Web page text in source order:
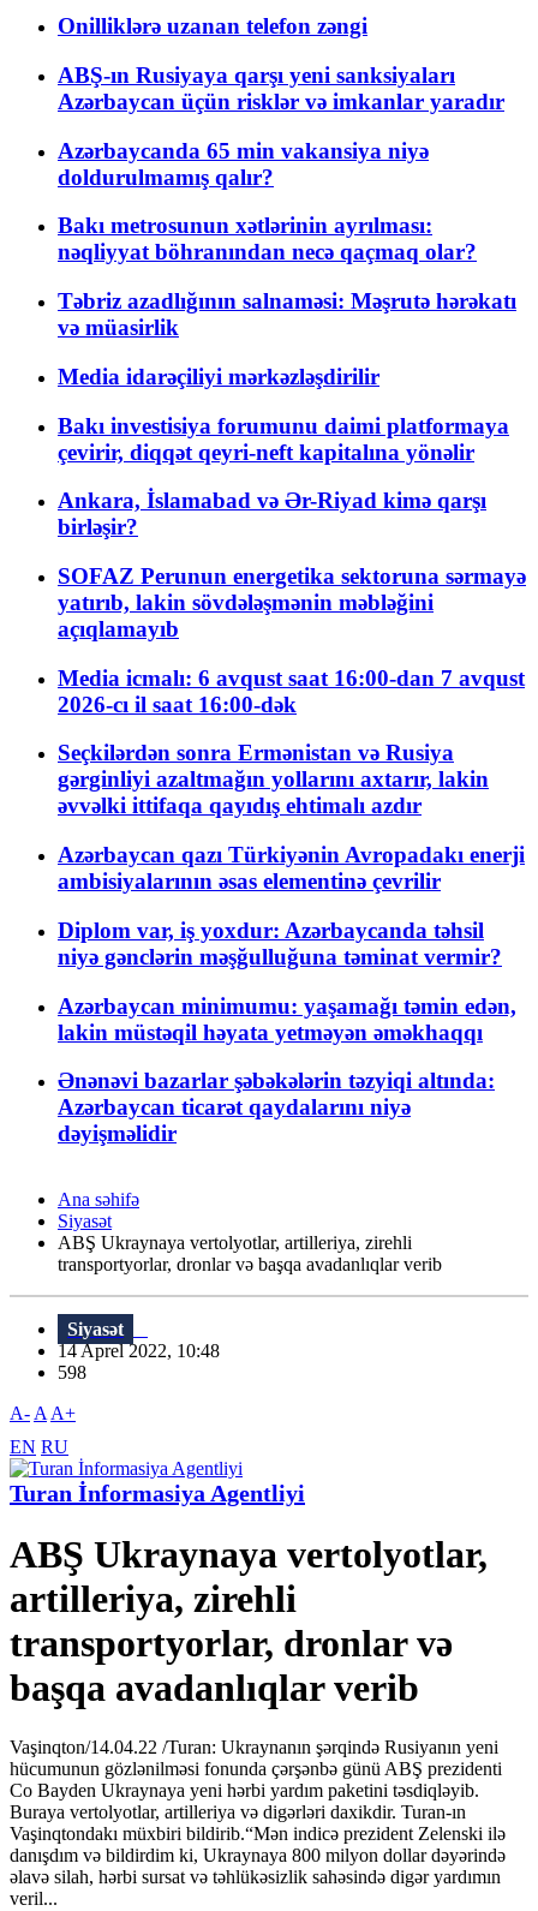
Onilliklərə uzanan telefon zəngi
ABŞ-ın Rusiyaya qarşı yeni sanksiyaları
Azərbaycan üçün risklər və imkanlar yaradır
Azərbaycanda 65 min vakansiya niyə
doldurulmamış qalır?
Bakı metrosunun xətlərinin ayrılması:
nəqliyyat böhranından necə qaçmaq olar?
Təbriz azadlığının salnaməsi: Məşrutə hərəkatı
və müasirlik
Media idarəçiliyi mərkəzləşdirilir
Bakı investisiya forumunu daimi platformaya
çevirir, diqqət qeyri-neft kapitalına yönəlir
Ankara, İslamabad və Ər-Riyad kimə qarşı
birləşir?
SOFAZ Perunun energetika sektoruna sərmayə
yatırıb, lakin sövdələşmənin məbləğini
açıqlamayıb
Media icmalı: 6 avqust saat 16:00-dan 7 avqust
2026-cı il saat 16:00-dək
Seçkilərdən sonra Ermənistan və Rusiya
gərginliyi azaltmağın yollarını axtarır, lakin
əvvəlki ittifaqa qayıdış ehtimalı azdır
Azərbaycan qazı Türkiyənin Avropadakı enerji
ambisiyalarının əsas elementinə çevrilir
Diplom var, iş yoxdur: Azərbaycanda təhsil
niyə gənclərin məşğulluğuna təminat vermir?
Azərbaycan minimumu: yaşamağı təmin edən,
lakin müstəqil həyata yetməyən əməkhaqqı
Ənənəvi bazarlar şəbəkələrin təzyiqi altında:
Azərbaycan ticarət qaydalarını niyə
dəyişməlidir
Ana səhifə
Siyasət
ABŞ Ukraynaya vertolyotlar, artilleriya, zirehli
transportyorlar, dronlar və başqa avadanlıqlar verib
Siyasət
14 Aprel 2022, 10:48
598
A- A A+
EN RU
Turan İnformasiya Agentliyi
ABŞ Ukraynaya vertolyotlar,
artilleriya, zirehli
transportyorlar, dronlar və
başqa avadanlıqlar verib
Vaşinqton/14.04.22 /Turan: Ukraynanın şərqində Rusiyanın yeni
hücumunun gözlənilməsi fonunda çərşənbə günü ABŞ prezidenti
Co Bayden Ukraynaya yeni hərbi yardım paketini təsdiqləyib.
Buraya vertolyotlar, artilleriya və digərləri daxikdir. Turan-ın
Vaşinqtondakı müxbiri bildirib.“Mən indicə prezident Zelenski ilə
danışdım və bildirdim ki, Ukraynaya 800 milyon dollar dəyərində
əlavə silah, hərbi sursat və təhlükəsizlik sahəsində digər yardımın
veril...